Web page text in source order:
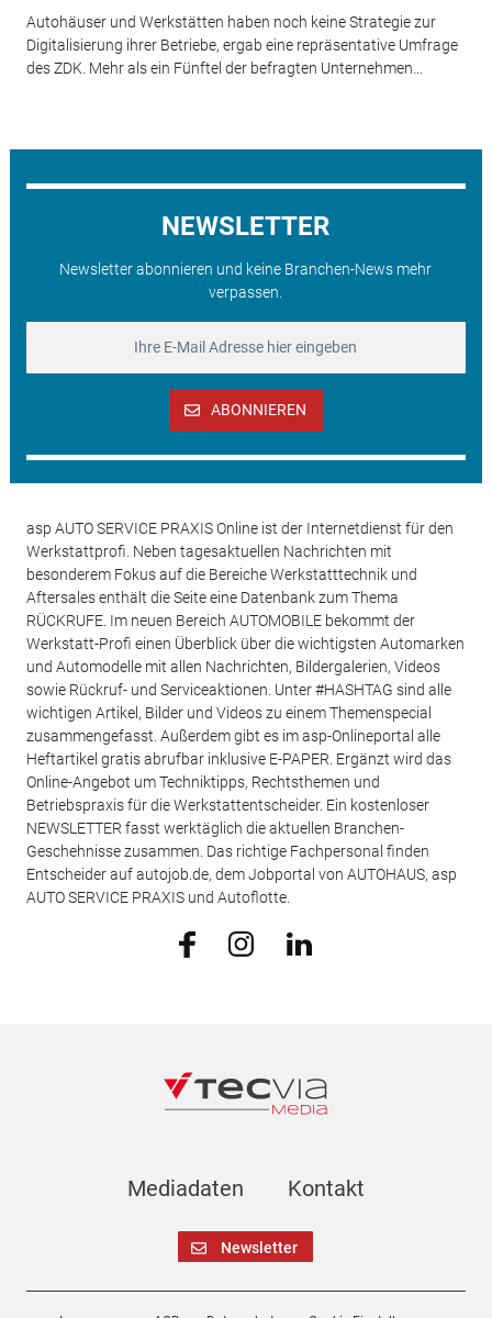
Autohäuser und Werkstätten haben noch keine Strategie zur
Digitalisierung ihrer Betriebe, ergab eine repräsentative Umfrage
des ZDK. Mehr als ein Fünftel der befragten Unternehmen...
NEWSLETTER
Newsletter abonnieren und keine Branchen-News mehr
verpassen.
ABONNIEREN
asp AUTO SERVICE PRAXIS Online ist der Internetdienst für den
Werkstattprofi. Neben tagesaktuellen Nachrichten mit
besonderem Fokus auf die Bereiche Werkstatttechnik und
Aftersales enthält die Seite eine Datenbank zum Thema
RÜCKRUFE. Im neuen Bereich AUTOMOBILE bekommt der
Werkstatt-Profi einen Überblick über die wichtigsten Automarken
und Automodelle mit allen Nachrichten, Bildergalerien, Videos
sowie Rückruf- und Serviceaktionen. Unter #HASHTAG sind alle
wichtigen Artikel, Bilder und Videos zu einem Themenspecial
zusammengefasst. Außerdem gibt es im asp-Onlineportal alle
Heftartikel gratis abrufbar inklusive E-PAPER. Ergänzt wird das
Online-Angebot um Techniktipps, Rechtsthemen und
Betriebspraxis für die Werkstattentscheider. Ein kostenloser
NEWSLETTER fasst werktäglich die aktuellen Branchen-
Geschehnisse zusammen. Das richtige Fachpersonal finden
Entscheider auf autojob.de, dem Jobportal von AUTOHAUS, asp
AUTO SERVICE PRAXIS und Autoflotte.
Mediadaten Kontakt
Newsletter